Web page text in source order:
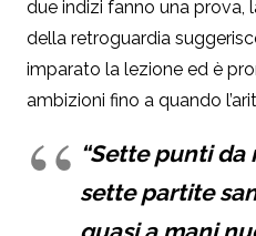
due indizi fanno una
della retroguardia
imparato la lezione ed è
ambizioni fino a quando
“Sette punti da
sette partite